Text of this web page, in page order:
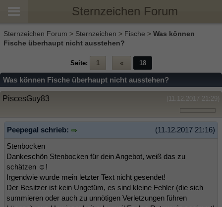
Sternzeichen Forum
Sternzeichen Forum > Sternzeichen > Fische > Was können
Fische überhaupt nicht ausstehen?
Seite: 1 « 18
Was können Fische überhaupt nicht ausstehen?
(11.12.2017 21:29)
PiscesGuy83
(11.12.2017 21:16)
Peepegal schrieb:
Stenbocken
Dankeschön Stenbocken für dein Angebot, weiß das zu
schätzen ☺!
Irgendwie wurde mein letzter Text nicht gesendet!
Der Besitzer ist kein Ungetüm, es sind kleine Fehler (die sich
summieren oder auch zu unnötigen Verletzungen führen